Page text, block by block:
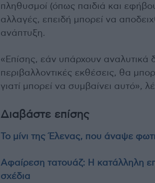
πληθυσμοί (όπως παιδιά και
αλλαγές, επειδή μπορεί να
ανάπτυξη.
«Επίσης, εάν υπάρχουν αναλυτικά
περιβαλλοντικές εκθέσεις, θα
γιατί μπορεί να συμβαίνει αυτό»,
Διαβάστε επίσης
Το μίνι της Έλενας, που άναψε
Αφαίρεση τατουάζ: Η κατάλληλη
σχέδια